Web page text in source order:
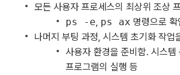
모든 사용자 프로세스의 최상위 조상
ps -e, ps ax 명령으로 확
나머지 부팅 과정, 시스템 초기화 작업
사용자 환경을 준비함. 시스템
프로그램의 실행 등